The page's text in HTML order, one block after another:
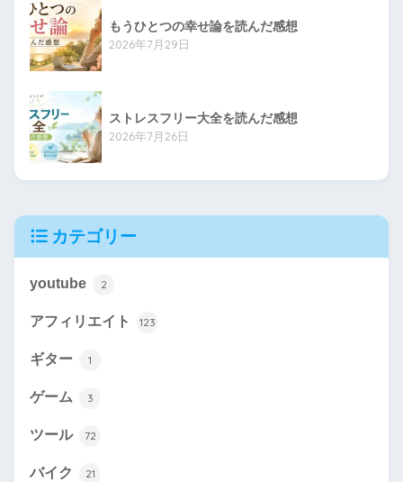
もうひとつの幸せ論を読んだ感想
2026年7月29日
ストレスフリー大全を読んだ感想
2026年7月26日
カテゴリー
youtube 2
アフィリエイト 123
ギター 1
ゲーム 3
ツール 72
バイク 21